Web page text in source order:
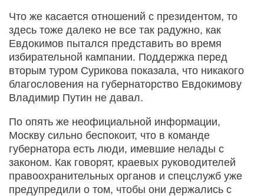
Что же касается отношений с президентом, то
здесь тоже далеко не все так радужно, как
Евдокимов пытался представить во время
избирательной кампании. Поддержка перед
вторым туром Сурикова показала, что никакого
благословения на губернаторство Евдокимову
Владимир Путин не давал.
По опять же неофициальной информации,
Москву сильно беспокоит, что в команде
губернатора есть люди, имевшие нелады с
законом. Как говорят, краевых руководителей
правоохранительных органов и спецслужб уже
предупредили о том, чтобы они держались с